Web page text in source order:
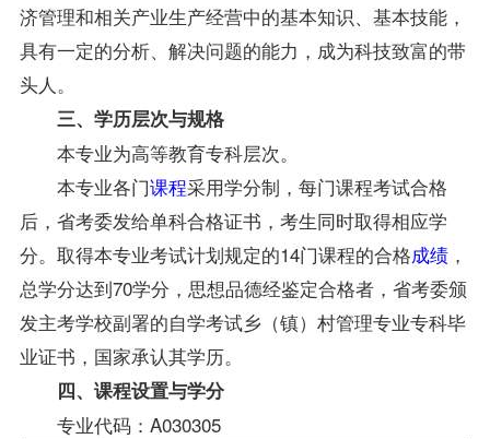
济管理和相关产业生产经营中的基本知识、基本技能，
具有一定的分析、解决问题的能力，成为科技致富的带
头人。
三、学历层次与规格
本专业为高等教育专科层次。
本专业各门课程采用学分制，每门课程考试合格
后，省考委发给单科合格证书，考生同时取得相应学
分。取得本专业考试计划规定的14门课程的合格成绩，
总学分达到70学分，思想品德经鉴定合格者，省考委颁
发主考学校副署的自学考试乡（镇）村管理专业专科毕
业证书，国家承认其学历。
四、课程设置与学分
专业代码：A030305